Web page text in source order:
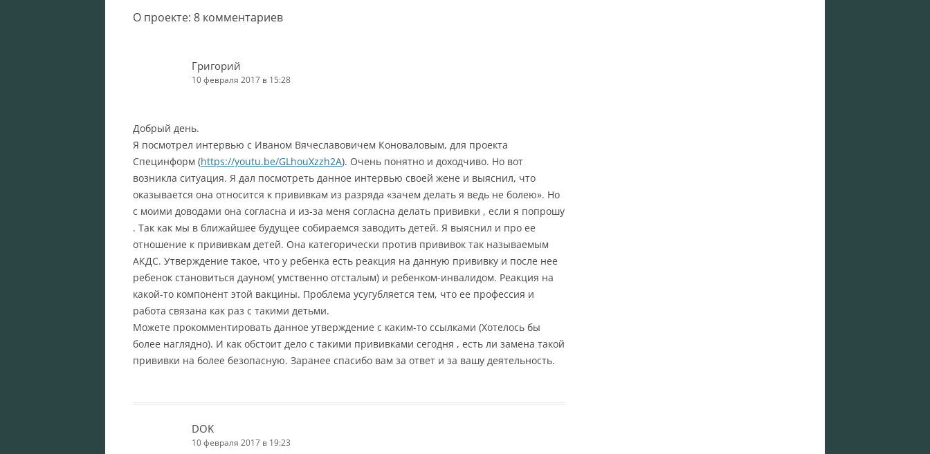
О проекте: 8 комментариев
Григорий
10 февраля 2017 в 15:28
Добрый день.
Я посмотрел интервью с Иваном Вячеславовичем Коноваловым, для проекта
Специнформ (https://youtu.be/GLhouXzzh2A). Очень понятно и доходчиво. Но вот
возникла ситуация. Я дал посмотреть данное интервью своей жене и выяснил, что
оказывается она относится к прививкам из разряда «зачем делать я ведь не болею». Но
с моими доводами она согласна и из-за меня согласна делать прививки , если я попрошу
. Так как мы в ближайшее будущее собираемся заводить детей. Я выяснил и про ее
отношение к прививкам детей. Она категорически против прививок так называемым
АКДС. Утверждение такое, что у ребенка есть реакция на данную прививку и после нее
ребенок становиться дауном( умственно отсталым) и ребенком-инвалидом. Реакция на
какой-то компонент этой вакцины. Проблема усугубляется тем, что ее профессия и
работа связана как раз с такими детьми.
Можете прокомментировать данное утверждение с каким-то ссылками (Хотелось бы
более наглядно). И как обстоит дело с такими прививками сегодня , есть ли замена такой
прививки на более безопасную. Заранее спасибо вам за ответ и за вашу деятельность.
DOK
10 февраля 2017 в 19:23